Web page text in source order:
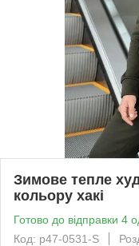
Зимове тепле
кольору хакі
Готово до відправки 4
Код: p47-0531-S